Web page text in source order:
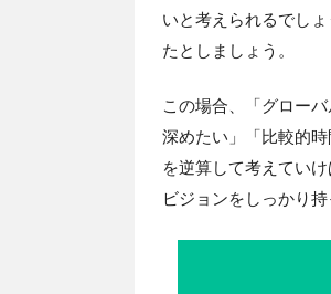
いと考えられるでし
たとしましょう。
この場合、「グロー
深めたい」「比較的
を逆算して考えてい
ビジョンをしっかり